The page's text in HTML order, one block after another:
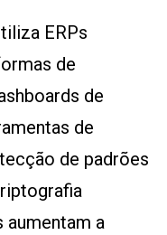
ERPs
de
de
de
de padrões
aumentam a